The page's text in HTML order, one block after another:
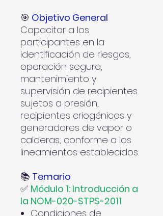
🎯 Objetivo General
Capacitar a los
participantes en la
identificación de riesgos,
operación segura,
mantenimiento y
supervisión de recipientes
sujetos a presión,
recipientes criogénicos y
generadores de vapor o
calderas, conforme a los
lineamientos establecidos.
📚 Temario
✅ Módulo 1: Introducción a
la NOM-020-STPS-2011
Condiciones de